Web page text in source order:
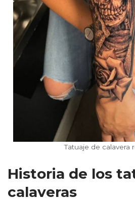
Tatuaje de calavera
Historia de los
calaveras